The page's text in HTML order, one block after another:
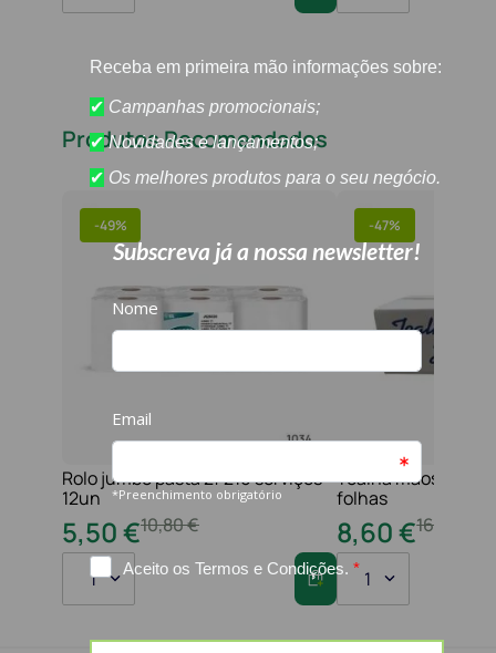
Produtos Recomendados
-49%
Rolo jumbo pasta 2f 210 serviços
12un
10,80€
5,50€
1
-47%
Toalha maos 2f
folhas
16
8,60€
1